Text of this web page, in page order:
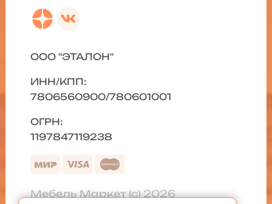
ООО "ЭТАЛОН"
ИНН/КПП:
7806560900/780601001
ОГРН:
1197847119238
Мебель Маркет (с) 2026